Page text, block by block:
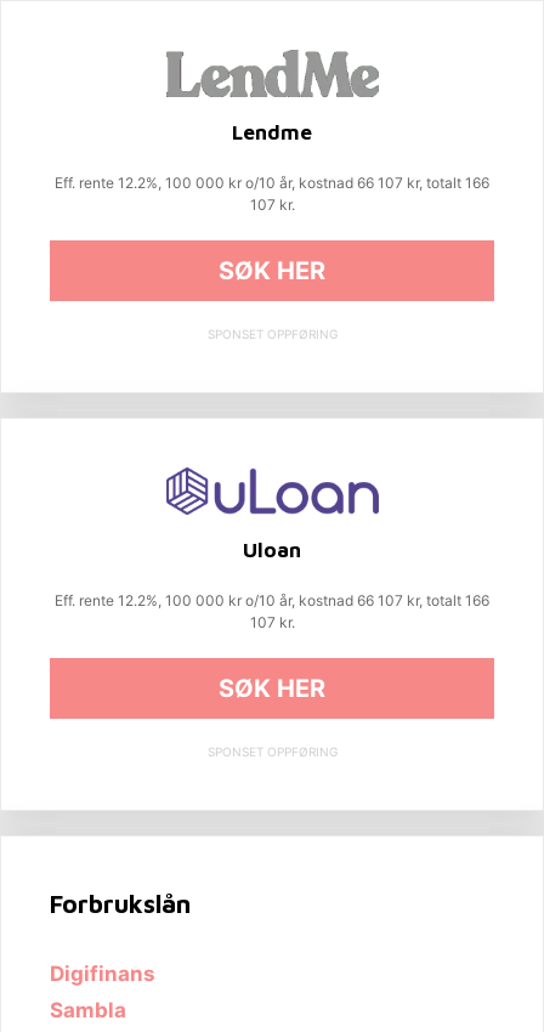
Lendme
Eff. rente 12.2%, 100 000 kr o/10 år, kostnad 66 107 kr, totalt 166
107 kr.
SØK HER
SPONSET OPPFØRING
Uloan
Eff. rente 12.2%, 100 000 kr o/10 år, kostnad 66 107 kr, totalt 166
107 kr.
SØK HER
SPONSET OPPFØRING
Forbrukslån
Digifinans
Sambla